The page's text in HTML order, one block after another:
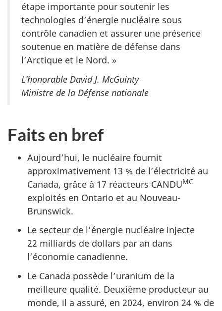
étape importante pour soutenir les
technologies d’énergie nucléaire sous
contrôle canadien et assurer une présence
soutenue en matière de défense dans
l’Arctique et le Nord. »
L’honorable David J. McGuinty
Ministre de la Défense nationale
Faits en bref
Aujourd’hui, le nucléaire fournit
approximativement 13 % de l’électricité au
Canada, grâce à 17 réacteurs CANDUMC
exploités en Ontario et au Nouveau-
Brunswick.
Le secteur de l’énergie nucléaire injecte
22 milliards de dollars par an dans
l’économie canadienne.
Le Canada possède l’uranium de la
meilleure qualité. Deuxième producteur au
monde, il a assuré, en 2024, environ 24 % de